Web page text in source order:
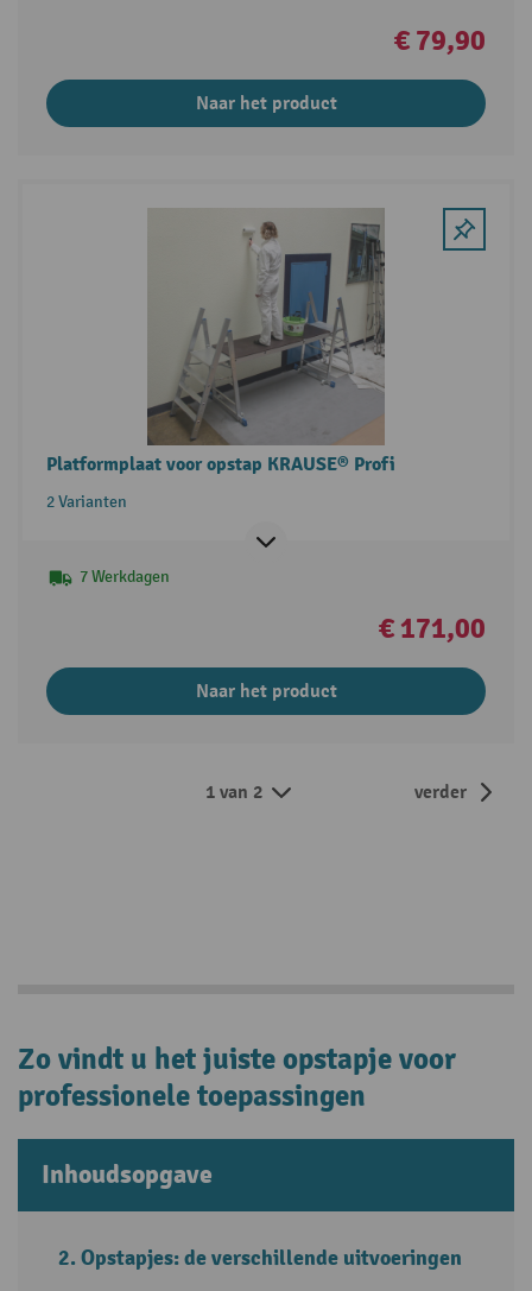
€ 79,90
Naar het product
Platformplaat voor opstap KRAUSE® Profi
2 Varianten
7 Werkdagen
€ 171,00
Naar het product
1 van 2 verder
Zo vindt u het juiste opstapje voor
professionele toepassingen
Inhoudsopgave
Opstapjes: de verschillende uitvoeringen